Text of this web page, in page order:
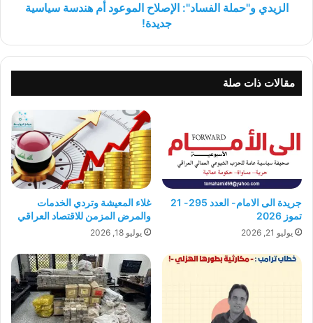
الزيدي و"حملة الفساد": الإصلاح الموعود أم هندسة سياسية
جديدة!
مقالات ذات صلة
جريدة الى الامام- العدد 295- 21
تموز 2026
يوليو 21, 2026
غلاء المعيشة وتردي الخدمات
والمرض المزمن للاقتصاد العراقي
يوليو 18, 2026